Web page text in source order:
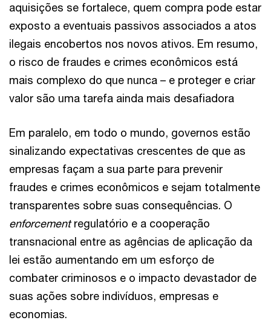
aquisições se fortalece, quem compra pode estar
exposto a eventuais passivos associados a atos
ilegais encobertos nos novos ativos. Em resumo,
o risco de fraudes e crimes econômicos está
mais complexo do que nunca – e proteger e criar
valor são uma tarefa ainda mais desafiadora
Em paralelo, em todo o mundo, governos estão
sinalizando expectativas crescentes de que as
empresas façam a sua parte para prevenir
fraudes e crimes econômicos e sejam totalmente
transparentes sobre suas consequências. O
enforcementregulatório e a cooperação
transnacional entre as agências de aplicação da
lei estão aumentando em um esforço de
combater criminosos e o impacto devastador de
suas ações sobre indivíduos, empresas e
economias.